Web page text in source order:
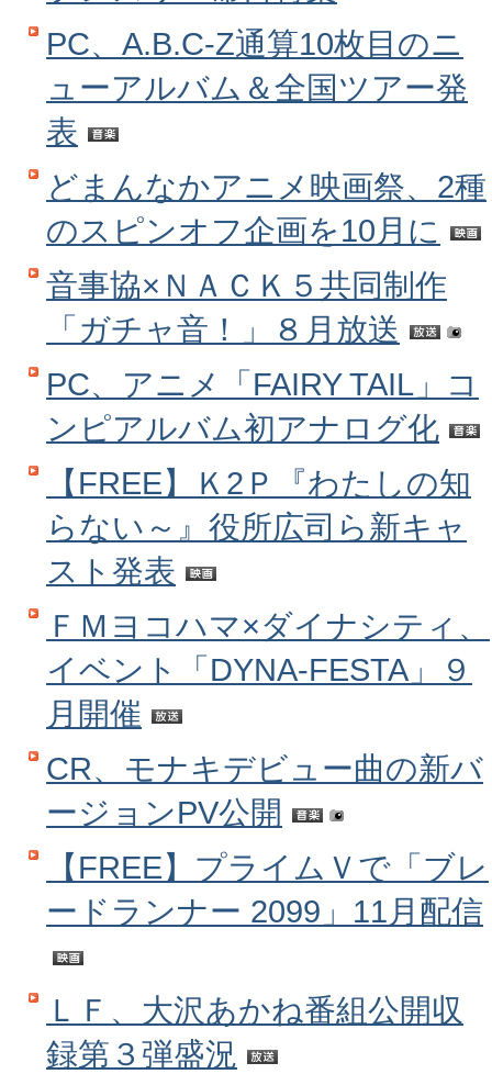
PC、A.B.C‐Z通算10枚目のニ
ューアルバム＆全国ツアー発
表
どまんなかアニメ映画祭、2種
のスピンオフ企画を10月に
音事協×ＮＡＣＫ５共同制作
「ガチャ音！」８月放送
PC、アニメ「FAIRY TAIL」コ
ンピアルバム初アナログ化
【FREE】Ｋ2Ｐ『わたしの知
らない～』役所広司ら新キャ
スト発表
ＦＭヨコハマ×ダイナシティ、
イベント「DYNA-FESTA」９
月開催
CR、モナキデビュー曲の新バ
ージョンPV公開
【FREE】プライムＶで「ブレ
ードランナー 2099」11月配信
ＬＦ、大沢あかね番組公開収
録第３弾盛況